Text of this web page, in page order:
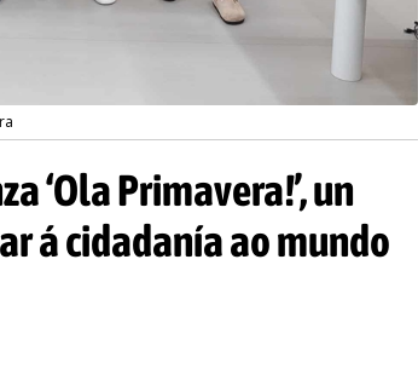
‘Ola Primavera!’, un
á cidadanía ao mundo